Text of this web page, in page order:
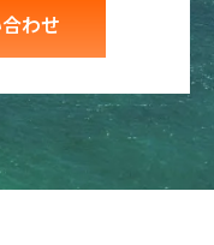
わせ